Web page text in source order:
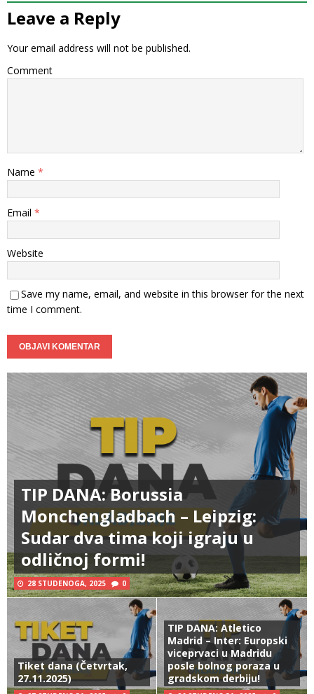
Leave a Reply
Your email address will not be published.
Comment
Name *
Email *
Website
Save my name, email, and website in this browser for the next
time I comment.
TIP DANA: Borussia
Monchengladbach – Leipzig:
Sudar dva tima koji igraju u
odličnoj formi!
28 STUDENOGA, 2025 0
Tiket dana (Četvrtak,
27.11.2025)
TIP DANA: Atletico
Madrid – Inter: Europski
viceprvaci u Madridu
posle bolnog poraza u
gradskom derbiju!